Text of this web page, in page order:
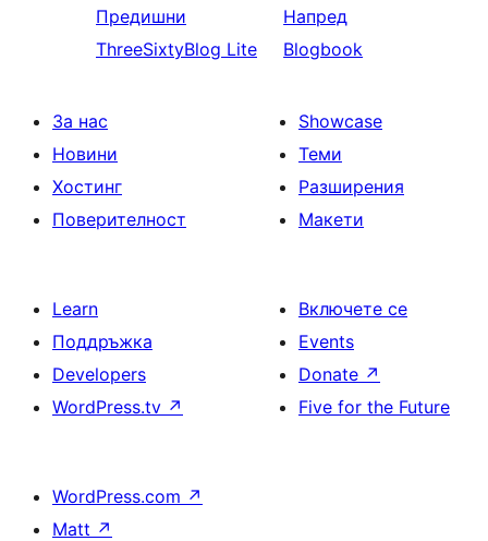
Предишни
ThreeSixtyBlog Lite
Напред
Blogbook
За нас
Новини
Хостинг
Поверителност
Showcase
Теми
Разширения
Макети
Learn
Поддръжка
Developers
WordPress.tv ↗
Включете се
Events
Donate ↗
Five for the Future
WordPress.com ↗
Matt ↗